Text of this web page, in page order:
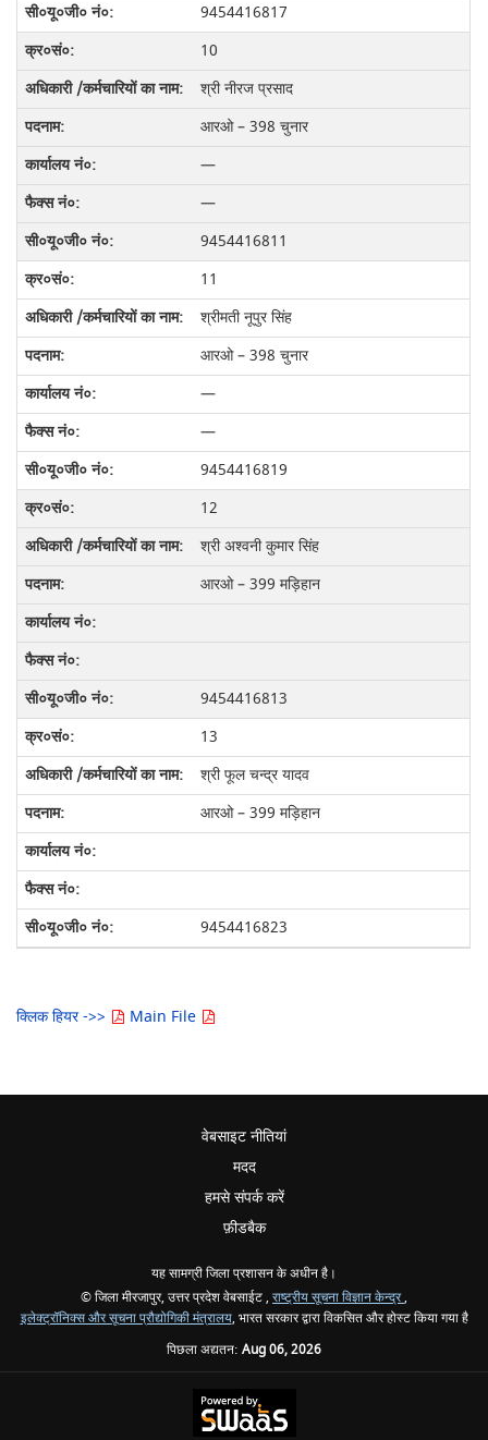
9454416817
10
श्री नीरज प्रसाद
आरओ – 398 चुनार
—
—
9454416811
11
श्रीमती नूपुर सिंह
आरओ – 398 चुनार
—
—
9454416819
12
श्री अश्वनी कुमार सिंह
आरओ – 399 मड़िहान
9454416813
13
श्री फूल चन्द्र यादव
आरओ – 399 मड़िहान
9454416823
क्लिक हियर ->> Main File
वेबसाइट नीतियां
मदद
हमसे संपर्क करें
फ़ीडबैक
यह सामग्री जिला प्रशासन के अधीन है।
© जिला मीरजापुर, उत्तर प्रदेश वेबसाईट , राष्ट्रीय सूचना विज्ञान केन्द्र,
इलेक्ट्रॉनिक्स और सूचना प्रौद्योगिकी मंत्रालय, भारत सरकार द्वारा विकसित और होस्ट किया गया है
पिछला अद्यतन: Aug 06, 2026